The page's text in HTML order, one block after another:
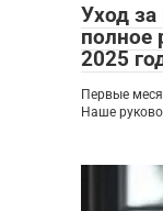
Уход
полное
2025
Первые
Наше